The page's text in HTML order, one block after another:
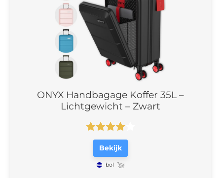
ONYX Handbagage Koffer 35L –
Lichtgewicht – Zwart
Bekijk
bol